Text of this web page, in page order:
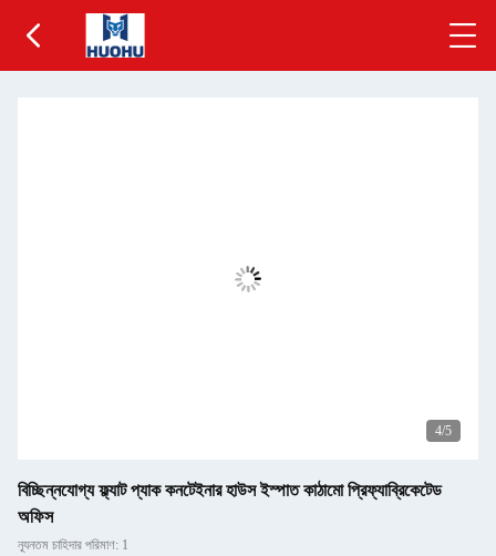
5/5
বিচ্ছিন্নযোগ্য ফ্ল্যাট প্যাক কনটেইনার হাউস ইস্পাত কাঠামো প্রিফ্যাব্রিকেটেড
অফিস
ন্যূনতম চাহিদার পরিমাণ: 1